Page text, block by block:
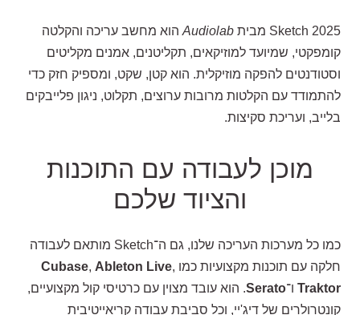
Sketch 2025 מבית Audiolab הוא מחשב עריכה והקלטה
קומפקטי, שמיועד למוזיקאים, תקליטנים, אמנים מקליטים
וסטודנטים להפקה מוזיקלית. הוא קטן, שקט, ומספיק חזק כדי
להתמודד עם הקלטות מרובות ערוצים, תקלוט, ניגון פלייבקים
בלייב, ועריכת סקיצות.
מוכן לעבודה עם התוכנות
והציוד שלכם
כמו כל מערכות העריכה שלנו, גם ה־Sketch מותאם לעבודה
חלקה עם תוכנות מקצועיות כמו
Cubase, Ableton Live,
Traktor ו־Serato. הוא עובד מצוין עם כרטיסי קול מקצועיים,
קונטרולרים של דיג'יי, וכל סביבת עבודה קריאייטיבית